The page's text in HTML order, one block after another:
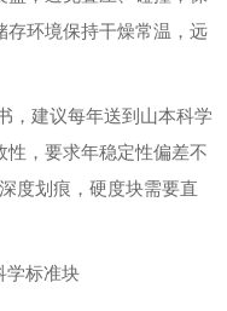
存环境保持干燥常温，远
，建议‌每年送到山本科学
，要求年稳定性偏差不
度划痕，硬度块需要直